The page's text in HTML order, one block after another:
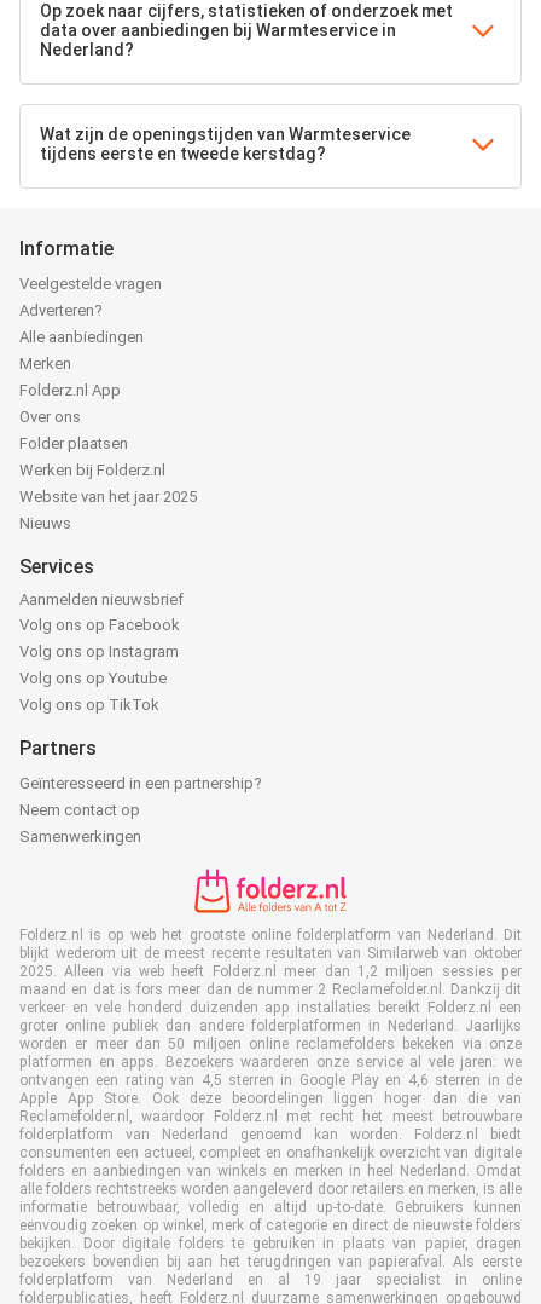
Op zoek naar cijfers, statistieken of onderzoek met
data over aanbiedingen bij Warmteservice in
Nederland?
Wat zijn de openingstijden van Warmteservice
tijdens eerste en tweede kerstdag?
Informatie
Veelgestelde vragen
Adverteren?
Alle aanbiedingen
Merken
Folderz.nl App
Over ons
Folder plaatsen
Werken bij Folderz.nl
Website van het jaar 2025
Nieuws
Services
Aanmelden nieuwsbrief
Volg ons op Facebook
Volg ons op Instagram
Volg ons op Youtube
Volg ons op TikTok
Partners
Geïnteresseerd in een partnership?
Neem contact op
Samenwerkingen
Folderz.nl is op web het grootste online folderplatform van Nederland. Dit
blijkt wederom uit de meest recente resultaten van Similarweb van oktober
2025. Alleen via web heeft Folderz.nl meer dan 1,2 miljoen sessies per
maand en dat is fors meer dan de nummer 2 Reclamefolder.nl. Dankzij dit
verkeer en vele honderd duizenden app installaties bereikt Folderz.nl een
groter online publiek dan andere folderplatformen in Nederland. Jaarlijks
worden er meer dan 50 miljoen online reclamefolders bekeken via onze
platformen en apps. Bezoekers waarderen onze service al vele jaren: we
ontvangen een rating van 4,5 sterren in Google Play en 4,6 sterren in de
Apple App Store. Ook deze beoordelingen liggen hoger dan die van
Reclamefolder.nl, waardoor Folderz.nl met recht het meest betrouwbare
folderplatform van Nederland genoemd kan worden. Folderz.nl biedt
consumenten een actueel, compleet en onafhankelijk overzicht van digitale
folders en aanbiedingen van winkels en merken in heel Nederland. Omdat
alle folders rechtstreeks worden aangeleverd door retailers en merken, is alle
informatie betrouwbaar, volledig en altijd up-to-date. Gebruikers kunnen
eenvoudig zoeken op winkel, merk of categorie en direct de nieuwste folders
bekijken. Door digitale folders te gebruiken in plaats van papier, dragen
bezoekers bovendien bij aan het terugdringen van papierafval. Als eerste
folderplatform van Nederland en al 19 jaar specialist in online
folderpublicaties, heeft Folderz.nl duurzame samenwerkingen opgebouwd